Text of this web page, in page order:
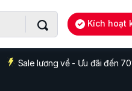
Kích hoạt
Sale lương về - Ưu đãi đến